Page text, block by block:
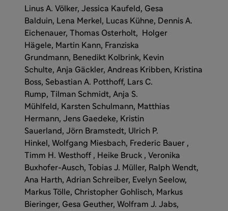
Linus A. Völker, Jessica Kaufeld, Gesa
Balduin, Lena Merkel, Lucas Kühne, Dennis A.
Eichenauer, Thomas Osterholt, Holger
Hägele, Martin Kann, Franziska
Grundmann, Benedikt Kolbrink, Kevin
Schulte, Anja Gäckler, Andreas Kribben, Kristina
Boss, Sebastian A. Potthoff, Lars C.
Rump, Tilman Schmidt, Anja S.
Mühlfeld, Karsten Schulmann, Matthias
Hermann, Jens Gaedeke, Kristin
Sauerland, Jörn Bramstedt, Ulrich P.
Hinkel, Wolfgang Miesbach, Frederic Bauer ,
Timm H. Westhoff , Heike Bruck , Veronika
Buxhofer-Ausch, Tobias J. Müller, Ralph Wendt,
Ana Harth, Adrian Schreiber, Evelyn Seelow,
Markus Tölle, Christopher Gohlisch, Markus
Bieringer, Gesa Geuther, Wolfram J. Jabs,